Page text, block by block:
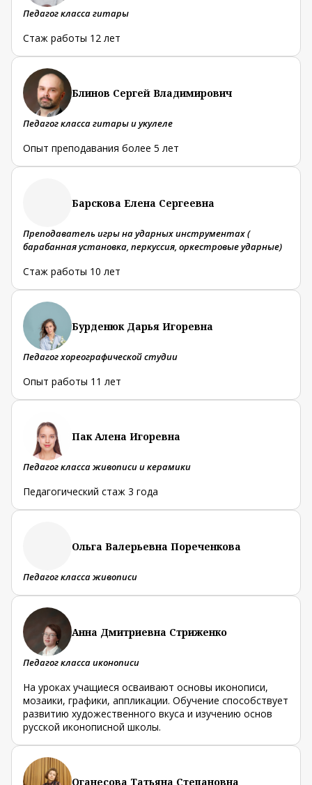
Педагог класса гитары
Стаж работы 12 лет
Блинов Сергей Владимирович
Педагог класса гитары и укулеле
Опыт преподавания более 5 лет
Барскова Елена Сергеевна
Преподаватель игры на ударных инструментах (
барабанная установка, перкуссия, оркестровые ударные)
Стаж работы 10 лет
Бурденюк Дарья Игоревна
Педагог хореографической студии
Опыт работы 11 лет
Пак Алена Игоревна
Педагог класса живописи и керамики
Педагогический стаж 3 года
Ольга Валерьевна Пореченкова
Педагог класса живописи
Анна Дмитриевна Стриженко
Педагог класса иконописи
На уроках учащиеся осваивают основы иконописи,
мозаики, графики, аппликации. Обучение способствует
развитию художественного вкуса и изучению основ
русской иконописной школы.
Оганесова Татьяна Степановна